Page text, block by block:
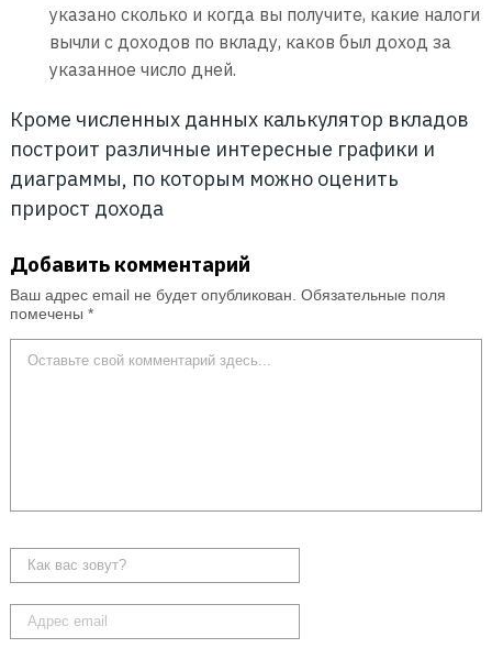
указано сколько и когда вы получите, какие налоги
вычли с доходов по вкладу, каков был доход за
указанное число дней.
Кроме численных данных калькулятор вкладов
построит различные интересные графики и
диаграммы, по которым можно оценить
прирост дохода
Добавить комментарий
Ваш адрес email не будет опубликован. Обязательные поля
помечены *